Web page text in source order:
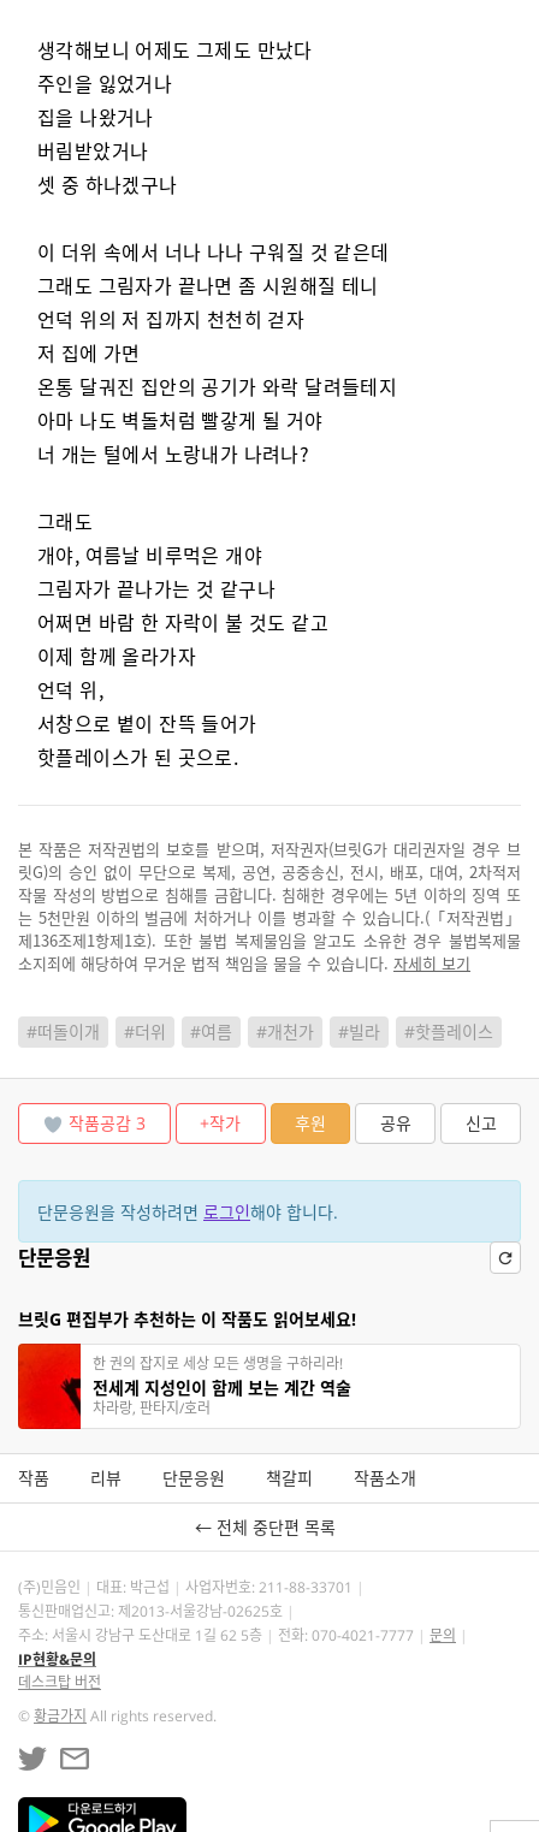
생각해보니 어제도 그제도 만났다
주인을 잃었거나
집을 나왔거나
버림받았거나
셋 중 하나겠구나
이 더위 속에서 너나 나나 구워질 것 같은데
그래도 그림자가 끝나면 좀 시원해질 테니
언덕 위의 저 집까지 천천히 걷자
저 집에 가면
온통 달궈진 집안의 공기가 와락 달려들테지
아마 나도 벽돌처럼 빨갛게 될 거야
너 개는 털에서 노랑내가 나려나?
그래도
개야, 여름날 비루먹은 개야
그림자가 끝나가는 것 같구나
어쩌면 바람 한 자락이 불 것도 같고
이제 함께 올라가자
언덕 위,
서창으로 볕이 잔뜩 들어가
핫플레이스가 된 곳으로.
본 작품은 저작권법의 보호를 받으며, 저작권자(브릿G가 대리권자일 경우 브
릿G)의 승인 없이 무단으로 복제, 공연, 공중송신, 전시, 배포, 대여, 2차적저
작물 작성의 방법으로 침해를 금합니다. 침해한 경우에는 5년 이하의 징역 또
는 5천만원 이하의 벌금에 처하거나 이를 병과할 수 있습니다.(「저작권법」
제136조제1항제1호). 또한 불법 복제물임을 알고도 소유한 경우 불법복제물
소지죄에 해당하여 무거운 법적 책임을 물을 수 있습니다. 자세히 보기
#떠돌이개 #더위 #여름 #개천가 #빌라 #핫플레이스
작품공감 3 +작가 후원 공유 신고
단문응원을 작성하려면 로그인해야 합니다.
단문응원
브릿G 편집부가 추천하는 이 작품도 읽어보세요!
한 권의 잡지로 세상 모든 생명을 구하리라!
전세계 지성인이 함께 보는 계간 역술
차라랑, 판타지/호러
작품 리뷰 단문응원 책갈피 작품소개
← 전체 중단편 목록
(주)민음인 대표: 박근섭 사업자번호: 211-88-33701
통신판매업신고: 제2013-서울강남-02625호
주소: 서울시 강남구 도산대로 1길 62 5층
전화: 070-4021-7777
문의
IP현황&문의
데스크탑 버전
©황금가지 All rights reserved.